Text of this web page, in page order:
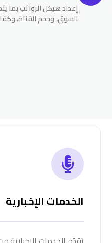
إعداد هيكل الرواتب بما
السوق، وحجم القناة،
الخدمات الإخبارية